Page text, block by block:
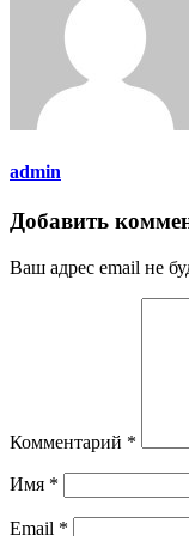
admin
Добавить
Ваш адрес email не
Комментарий *
Имя *
Email *